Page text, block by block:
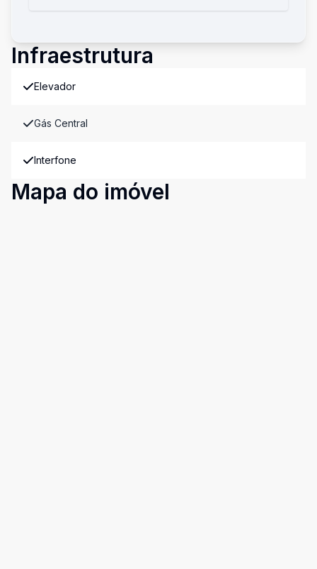
Infraestrutura
Elevador
Gás Central
Interfone
Mapa do imóvel